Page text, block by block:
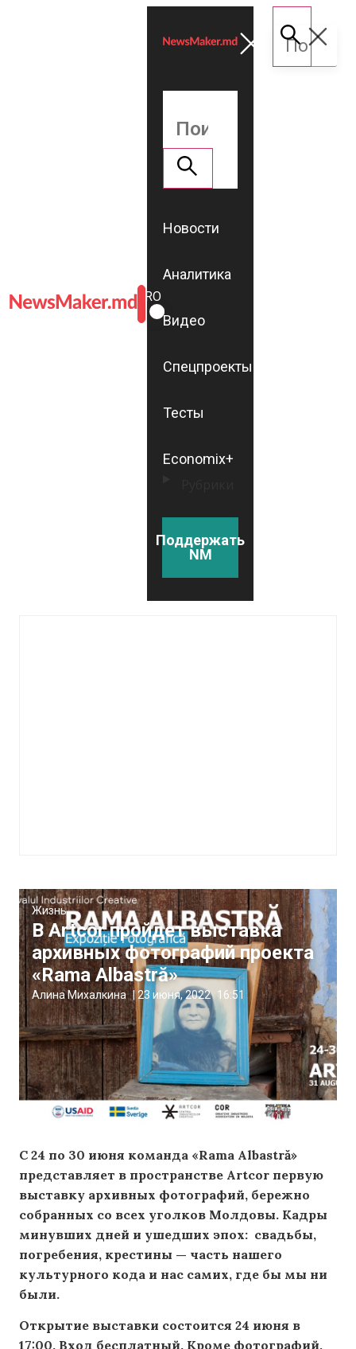
ROMÂNĂ
RU
Новости
Аналитика
Видео
Спецпроекты
Тесты
Economix+
Поддержать
NM
Жизнь
В Artcor пройдет выставка
архивных фотографий проекта
«Rama Albastră»
Алина Михалкина |23 июня, 2022 16:51
С 24 по 30 июня команда «Rama Albastră»
представляет в пространстве Artcor первую
выставку архивных фотографий, бережно
собранных со всех уголков Молдовы. Кадры
минувших дней и ушедших эпох: свадьбы,
погребения, крестины — часть нашего
культурного кода и нас самих, где бы мы ни
были.
Открытие выставки состоится 24 июня в
17:00. Вход бесплатный. Кроме фотографий,